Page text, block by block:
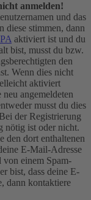
anmelden!
und das
diese stimmen, dann
aktiviert ist und du
bist, musst du bzw.
den
Wenn dies nicht
aktiviert
angemeldeten
musst du dies
der Registrierung
nötig ist oder nicht.
den dort enthaltenen
E-Mail-Adresse
von einem Spam-
bist, dass deine E-
dann kontaktiere